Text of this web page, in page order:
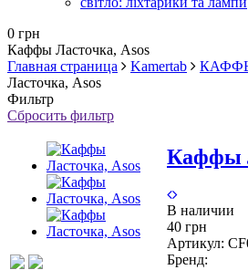
0 грн
Каффы Ласточка, Asos
Главная страница
Kamertab
Ласточка, Asos
Фильтр
Сбросить фильтр
Каффы
В наличии
40 грн
Артикул:
Бренд: